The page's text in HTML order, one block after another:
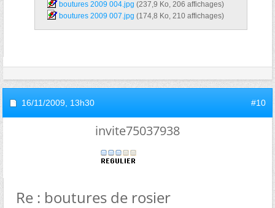
boutures 2009 004.jpg‎ (237,9 Ko, 206 affichages)
boutures 2009 007.jpg‎ (174,8 Ko, 210 affichages)
16/11/2009, 13h30 #10
invite75037938
Re : boutures de rosier